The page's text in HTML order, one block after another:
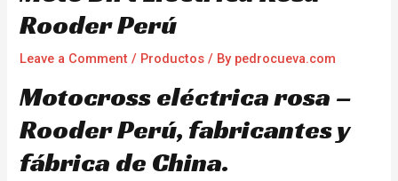
Rooder Perú
Leave a Comment / Productos / By pedrocueva.com
Motocross eléctrica rosa –
Rooder Perú, fabricantes y
fábrica de China.